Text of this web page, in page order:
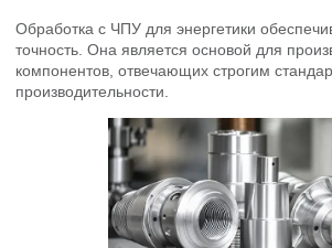
Обработка с ЧПУ для энергетики
точность. Она является основой для
компонентов, отвечающих строгим
производительности.